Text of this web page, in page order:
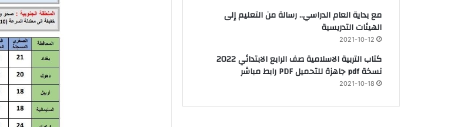
مع بداية العام الدراسي.. رسالة من التعليم إلى
الهيئات التدريسية
2021-10-12
كتاب التربية الاسلامية صف الرابع الابتدائي 2022
نسخة pdf جاهزة للتحميل PDF رابط مباشر
2021-10-18